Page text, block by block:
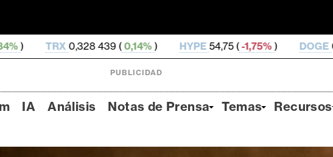
439 ( 0,14%) HYPE54,75 (-1,75%) DOGE 0,071 264 ( 2,27%)
PUBLICIDAD
IA Análisis Notas de Prensa Temas Recursos